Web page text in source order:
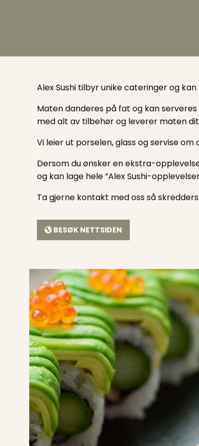
Alex Sushi tilbyr unike cateringer og
Maten danderes på fat og kan
med alt av tilbehør og leverer maten
Vi leier ut porselen, glass og servise
Dersom du ønsker en ekstra-
og kan lage hele ”Alex Sushi-
Ta gjerne kontakt med oss så
BESØK NETTSIDEN